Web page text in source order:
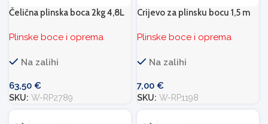
Čelična plinska boca 2kg 4,8L
Plinske boce i oprema
Na zalihi
63,50 €
SKU: W-RP2789
Crijevo za plinsku bocu 1,5 m
Plinske boce i oprema
Na zalihi
7,00 €
SKU: W-RP1198